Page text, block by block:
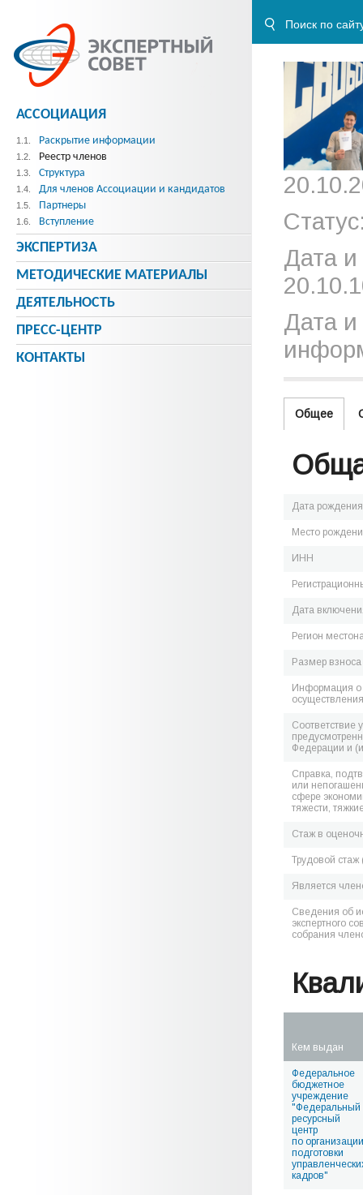
Дата
Дата и
Общее
Дата рождения
Место
ИНН
Дата
Регион
Размер
Информация о
Соответствие
Федерации и
Справка,
или
сфере
тяжести,
Стаж в
Трудовой стаж
Является
Сведения об
экспертного
собрания
Кем выдан
Федеральное
бюджетное
учреждение
"Федеральный
ресурсный
центр
по организации
подготовки
кадров"
АССОЦИАЦИЯ
1.1. Раскрытие информации
1.2. Реестр членов
1.3. Структура
1.4. Для членов Ассоциации и кандидатов
1.5. Партнеры
1.6. Вступление
ЭКСПЕРТИЗА
МЕТОДИЧЕСКИE МАТЕРИАЛЫ
ДЕЯТЕЛЬНОСТЬ
ПРЕСС-ЦЕНТР
КОНТАКТЫ